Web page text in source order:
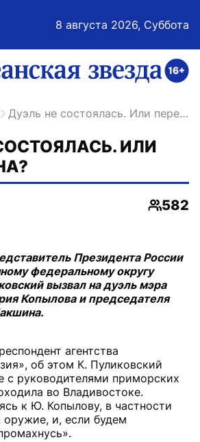
8 августа 2026, Суббота
ссылка на главную
Дуэль не состоялась. Или перенесена?
ИЛИ
582
Президента России
федеральному округу
вызвал на дуэль мэра
Копылова и председателя
агентства
об этом К. Пуликовский
с руководителями приморских
во Владивостоке.
к Ю. Копылову, в частности
оружие, и, если будем